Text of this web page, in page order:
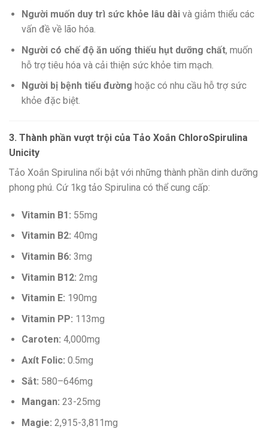
Người muốn duy trì sức khỏe lâu dàivà giảm thiểu các
vấn đề về lão hóa.
Người có chế độ ăn uống thiếu hụt dưỡng chất, muốn
hỗ trợ tiêu hóa và cải thiện sức khỏe tim mạch.
Người bị bệnh tiểu đường hoặc có nhu cầu hỗ trợ sức
khỏe đặc biệt.
3. Thành phần vượt trội của Tảo Xoắn ChloroSpirulina
Unicity
Tảo Xoắn Spirulina nổi bật với những thành phần dinh dưỡng
phong phú. Cứ 1kg tảo Spirulina có thể cung cấp:
Vitamin B1: 55mg
Vitamin B2: 40mg
Vitamin B6: 3mg
Vitamin B12: 2mg
Vitamin E: 190mg
Vitamin PP: 113mg
Caroten: 4,000mg
Axít Folic: 0.5mg
Sắt: 580–646mg
Mangan: 23-25mg
Magie: 2,915-3,811mg